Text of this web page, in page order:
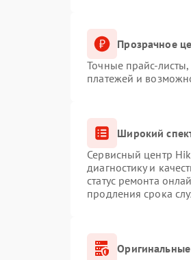
Прозрачное
Точные прайс-листы,
платежей и
Широкий
Сервисный центр
диагностику и
статус ремонта
продления срока